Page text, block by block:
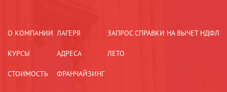
О КОМПАНИИ
КУРСЫ
СТОИМОСТЬ
ЛАГЕРЯ
АДРЕСА
ФРАНЧАЙЗИНГ
ЗАПРОС СПРАВКИ НА ВЫЧЕТ НДФЛ
ЛЕТО